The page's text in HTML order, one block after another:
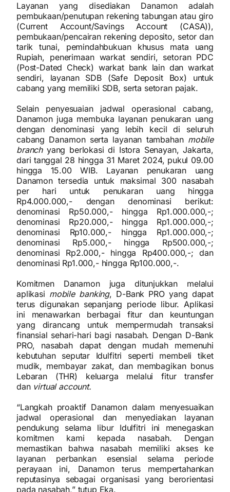
Layanan yang disediakan Danamon adalah
pembukaan/penutupan rekening tabungan atau giro
(Current Account/Savings Account (CASA)),
pembukaan/pencairan rekening deposito, setor dan
tarik tunai, pemindahbukuan khusus mata uang
Rupiah, penerimaan warkat sendiri, setoran PDC
(Post-Dated Check) warkat bank lain dan warkat
sendiri, layanan SDB (Safe Deposit Box) untuk
cabang yang memiliki SDB, serta setoran pajak.
Selain penyesuaian jadwal operasional cabang,
Danamon juga membuka layanan penukaran uang
dengan denominasi yang lebih kecil di seluruh
cabang Danamon serta layanan tambahan mobile
branchyang berlokasi di Istora Senayan, Jakarta,
dari tanggal 28 hingga 31 Maret 2024, pukul 09.00
hingga 15.00 WIB. Layanan penukaran uang
Danamon tersedia untuk maksimal 300 nasabah
per hari untuk penukaran uang hingga
Rp4.000.000,- dengan denominasi berikut:
denominasi Rp50.000,- hingga Rp1.000.000,-;
denominasi Rp20.000,- hingga Rp1.000.000,-;
denominasi Rp10.000,- hingga Rp1.000.000,-;
denominasi Rp5.000,- hingga Rp500.000,-;
denominasi Rp2.000,- hingga Rp400.000,-; dan
denominasi Rp1.000,- hingga Rp100.000,-.
Komitmen Danamon juga ditunjukkan melalui
aplikasi mobile banking, D-Bank PRO yang dapat
terus digunakan sepanjang periode libur. Aplikasi
ini menawarkan berbagai fitur dan keuntungan
yang dirancang untuk mempermudah transaksi
finansial sehari-hari bagi nasabah. Dengan D-Bank
PRO, nasabah dapat dengan mudah memenuhi
kebutuhan seputar Idulfitri seperti membeli tiket
mudik, membayar zakat, dan membagikan bonus
Lebaran (THR) keluarga melalui fitur transfer
dan virtual account.
“Langkah proaktif Danamon dalam menyesuaikan
jadwal operasional dan menyediakan layanan
pendukung selama libur Idulfitri ini menegaskan
komitmen kami kepada nasabah. Dengan
memastikan bahwa nasabah memiliki akses ke
layanan perbankan esensial selama periode
perayaan ini, Danamon terus mempertahankan
reputasinya sebagai organisasi yang berorientasi
pada nasabah,” tutup Eka.